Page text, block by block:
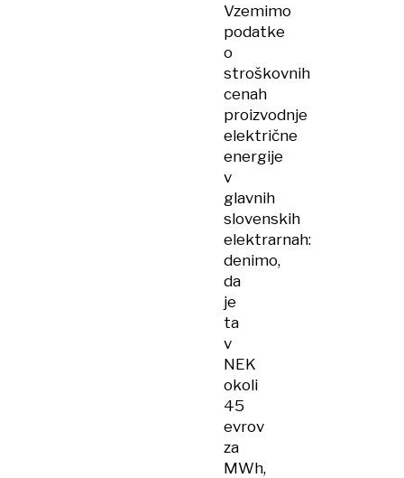
Vzemimo
podatke
o
stroškovnih
cenah
proizvodnje
električne
energije
v
glavnih
slovenskih
elektrarnah:
denimo,
da
je
ta
v
NEK
okoli
45
evrov
za
MWh,